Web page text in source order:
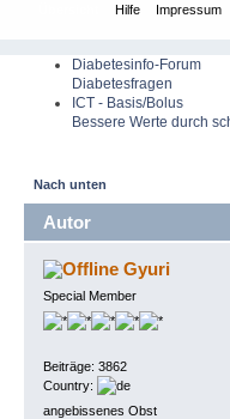
Hilfe Impressum
Diabetesinfo-Forum
Diabetesfragen
ICT - Basis/Bolus
Bessere Werte durch
Nach unten
Autor
Gyuri
Special Member
Beiträge: 3862
Country:
angebissenes Obst